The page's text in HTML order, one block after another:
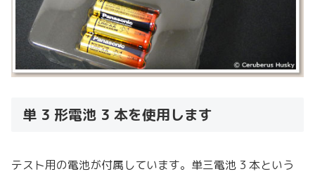
単 3 形電池 3 本を使用します
テスト用の電池が付属しています。単三電池 3 本という